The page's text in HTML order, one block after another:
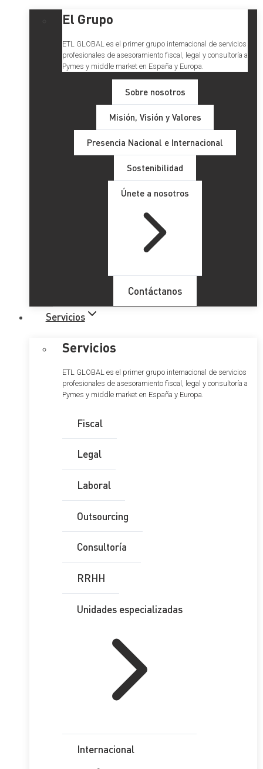
El Grupo
ETL GLOBAL es el primer grupo internacional de servicios
profesionales de asesoramiento fiscal, legal y consultoría a
Pymes y middle market en España y Europa.
Sobre nosotros
Misión, Visión y Valores
Presencia Nacional e Internacional
Sostenibilidad
Únete a nosotros
Contáctanos
Servicios
Servicios
ETL GLOBAL es el primer grupo internacional de servicios
profesionales de asesoramiento fiscal, legal y consultoría a
Pymes y middle market en España y Europa.
Fiscal
Legal
Laboral
Outsourcing
Consultoría
RRHH
Unidades especializadas
Internacional